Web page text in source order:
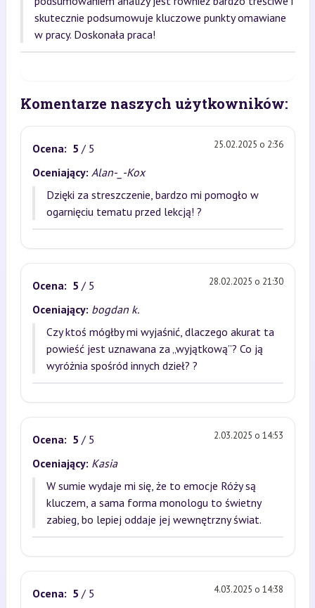
skutecznie podsumowuje kluczowe punkty omawiane
w pracy. Doskonała praca!
Komentarze naszych użytkowników:
Ocena: 5 / 5 25.02.2025 o 2:36
Oceniający: Alan-_-Kox
Dzięki za streszczenie, bardzo mi pomogło w
ogarnięciu tematu przed lekcją! ?
Ocena: 5 / 5 28.02.2025 o 21:30
Oceniający: bogdan k.
Czy ktoś mógłby mi wyjaśnić, dlaczego akurat ta
powieść jest uznawana za „wyjątkową”? Co ją
wyróżnia spośród innych dzieł? ?
Ocena: 5 / 5 2.03.2025 o 14:53
Oceniający: Kasia
W sumie wydaje mi się, że to emocje Róży są
kluczem, a sama forma monologu to świetny
zabieg, bo lepiej oddaje jej wewnętrzny świat.
Ocena: 5 / 5 4.03.2025 o 14:38